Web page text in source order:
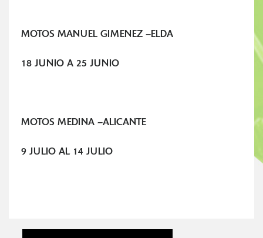
MOTOS MANUEL GIMENEZ –ELDA
18 JUNIO A 25 JUNIO
MOTOS MEDINA –ALICANTE
9 JULIO AL 14 JULIO